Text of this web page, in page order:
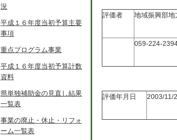
評価者 地域振興部
059-224-
評価年月日 2003/11/
況
平成１６年度当初予算主要
事項
重点プログラム事業
平成１６年度当初予算計数
資料
県単独補助金の見直し結果
一覧表
事業の廃止・休止・リフォ
ーム一覧表